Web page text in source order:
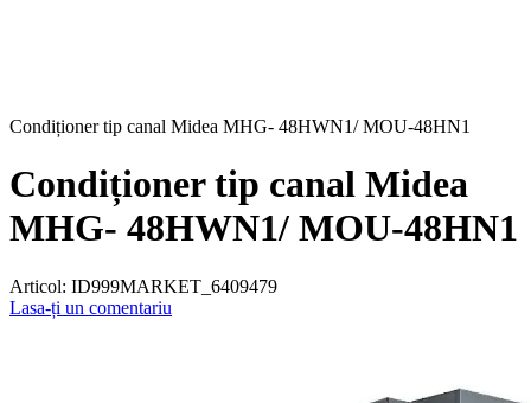
Condiționer tip canal Midea MHG- 48HWN1/ MOU-48HN1
Condiționer tip canal Midea
MHG- 48HWN1/ MOU-48HN1
Articol: ID999MARKET_6409479
Lasa-ți un comentariu